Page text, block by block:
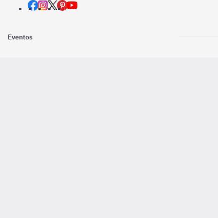
Eventos